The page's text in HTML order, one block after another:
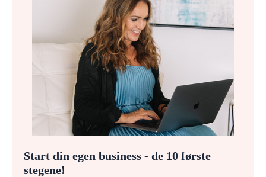
Start din egen business - de 10 første
stegene!